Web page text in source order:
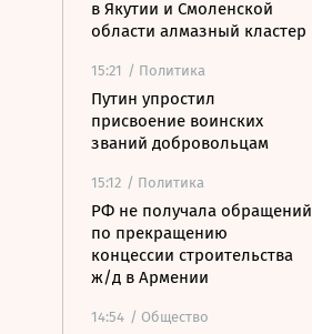
в Якутии и Смоленской
области алмазный кластер
15:21 / Политика
Путин упростил
присвоение воинских
званий добровольцам
15:12 / Политика
РФ не получала обращений
по прекращению
концессии строительства
ж/д в Армении
14:54 / Общество